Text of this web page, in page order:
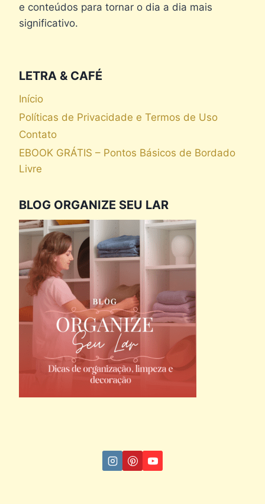
e conteúdos para tornar o dia a dia mais
significativo.
LETRA & CAFÉ
Início
Políticas de Privacidade e Termos de Uso
Contato
EBOOK GRÁTIS – Pontos Básicos de Bordado
Livre
BLOG ORGANIZE SEU LAR